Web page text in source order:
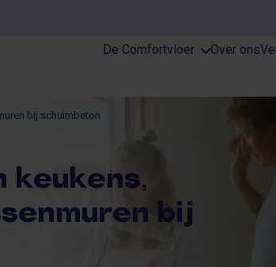
De Comfortvloer Over ons
bij schuimbeton
keukens,
bij